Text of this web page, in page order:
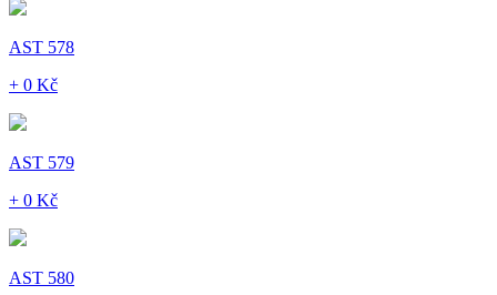
AST 578
+ 0 Kč
AST 579
+ 0 Kč
AST 580